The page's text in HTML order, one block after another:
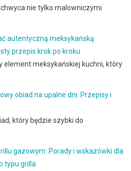
nie tylko malowniczymi
autentyczną meksykańską
przepis krok po kroku
element meksykańskiej kuchni, który
obiad na upalne dni: Przepisy i
który będzie szybki do
gazowym: Porady i wskazówki dla
typu grilla